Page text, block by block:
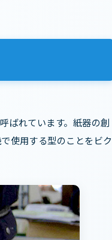
ばれています。紙器の創
使用する型のことをビク